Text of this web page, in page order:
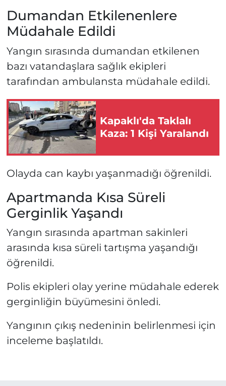
Dumandan Etkilenenlere
Müdahale Edildi
Yangın sırasında dumandan etkilenen
bazı vatandaşlara sağlık ekipleri
tarafından ambulansta müdahale edildi.
Kapaklı'da Taklalı
Kaza: 1 Kişi Yaralandı
Olayda can kaybı yaşanmadığı öğrenildi.
Apartmanda Kısa Süreli
Gerginlik Yaşandı
Yangın sırasında apartman sakinleri
arasında kısa süreli tartışma yaşandığı
öğrenildi.
Polis ekipleri olay yerine müdahale ederek
gerginliğin büyümesini önledi.
Yangının çıkış nedeninin belirlenmesi için
inceleme başlatıldı.